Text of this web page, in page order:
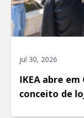
jul 30, 2026
IKEA abre
conceito de